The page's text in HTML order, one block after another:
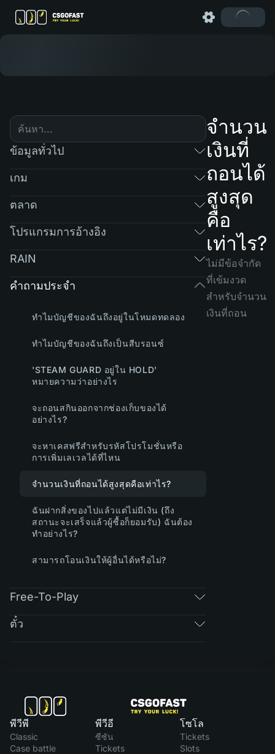
ข้อมูลทั่วไป
เกม
ตลาด
โปรแกรมการอ้างอิง
RAIN
คำถามประจำ
ทำไมบัญชีของฉันถึงอยู่ในโหมดทดลอง
ทำไมบัญชีของฉันถึงเป็นสีบรอนซ์
'STEAM GUARD อยู่ใน HOLD'
หมายความว่าอย่างไร
จะถอนสกินออกจากช่องเก็บของได้
อย่างไร?
จะหาเคสฟรีสำหรับรหัสโปรโมชั่นหรือ
การเพิ่มเลเวลได้ที่ไหน
จำนวนเงินที่ถอนได้สูงสุดคือเท่าไร?
ฉันฝากสิ่งของไปแล้วแต่ไม่มีเงิน (ถึง
สถานะจะเสร็จแล้วผู้ซื้อก็ยอมรับ) ฉันต้อง
ทำอย่างไร?
สามารถโอนเงินให้ผู้อื่นได้หรือไม่?
Free-To-Play
ตั๋ว
จำนวน
เงินที่
ถอนได้
สูงสุด
คือ
เท่าไร?
ไม่มีข้อจำกัด
ที่เข้มงวด
สำหรับจำนวน
เงินที่ถอน
พีวีพี
Classic
Case battle
พีวีอี
ซีซัน
Tickets
โซโล
Tickets
Slots